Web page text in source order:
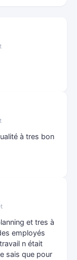
à tres bon
et tres à
employés
n était
sais que pour